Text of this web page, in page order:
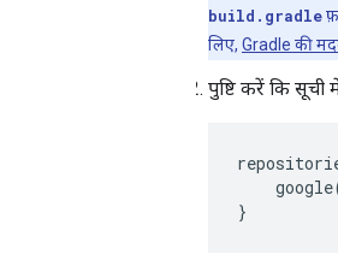
build.gradle
लिए, Gradle की
पुष्टि करें कि सूची
}